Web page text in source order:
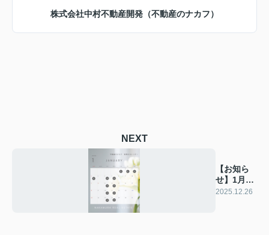
株式会社中村不動産開発（不動産のナカフ）
NEXT
【お知ら
せ】1月の
店休日
2025.12.26